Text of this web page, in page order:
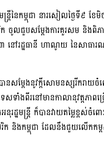
នៃកម្ពុជា នារសៀលថ្ងៃទី៩ ខ
លជួបសម្ដែងការគួរសម និងពិភា
៣ នៅរដ្ឋធានី ហាណូយ នៃសាធា
ែងនូវក្ដីសោមនស្សរីករាយចំពោ
ទាំងពីរនៅមានកាលានុវត្តភាព
ឋមន្ត្រី ក៏បានវាយតម្លៃខ្ពស់ចំព
រិក និងកម្ពុជា ដែលនឹងជួយលើកក